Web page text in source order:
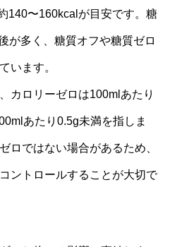
140〜160kcalが目安です。糖
が多く、糖質オフや糖質ゼロ
います。
カロリーゼロは100mlあたり
あたり0.5g未満を指しま
ロではない場合があるため、
ントロールすることが大切で